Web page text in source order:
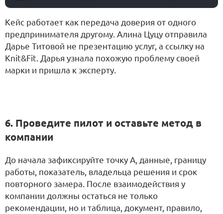
Кейс работает как передача доверия от одного
предпринимателя другому. Алина Цуцу отправила
Дарье Титовой не презентацию услуг, а ссылку на
Knit&Fit. Дарья узнала похожую проблему своей
марки и пришла к эксперту.
6. Проведите пилот и оставьте метод в
компании
До начала зафиксируйте точку А, данные, границу
работы, показатель, владельца решения и срок
повторного замера. После взаимодействия у
компании должны остаться не только
рекомендации, но и таблица, документ, правило,